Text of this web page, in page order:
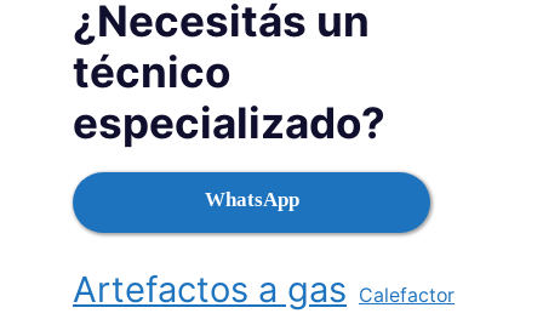
¿Necesitás un
técnico
especializado?
WhatsApp
Artefactos a gas Calefactor